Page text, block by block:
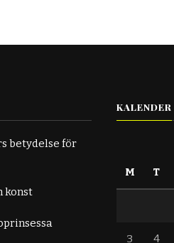
betydelse för
konst
KALENDER
M T
3 4